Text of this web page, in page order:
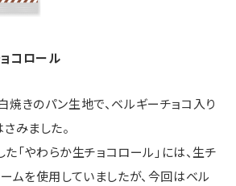
コロール
焼きのパン生地で、ベルギーチョコ入り
みました。
「やわらか生チョコロール」には、生チ
ムを使用していましたが、今回はベル